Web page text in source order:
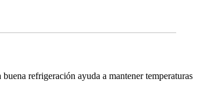
refrigeración ayuda a mantener temperaturas